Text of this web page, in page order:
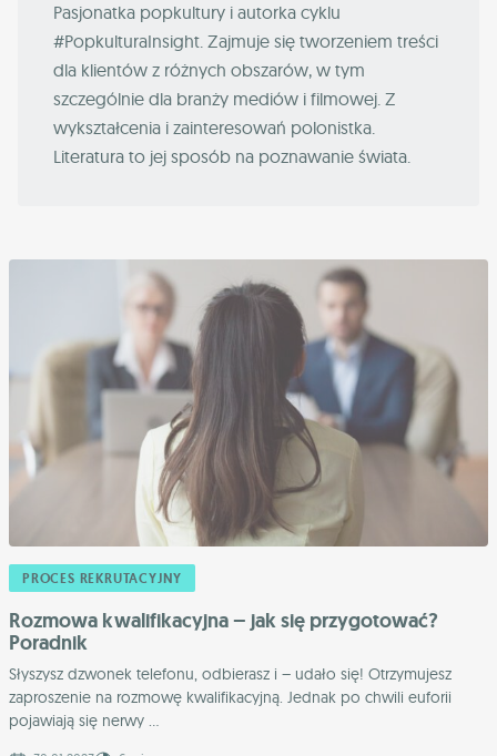
Pasjonatka popkultury i autorka cyklu
#PopkulturaInsight. Zajmuje się tworzeniem treści
dla klientów z różnych obszarów, w tym
szczególnie dla branży mediów i filmowej. Z
wykształcenia i zainteresowań polonistka.
Literatura to jej sposób na poznawanie świata.
PROCES REKRUTACYJNY
Rozmowa kwalifikacyjna – jak się przygotować?
Poradnik
Słyszysz dzwonek telefonu, odbierasz i – udało się! Otrzymujesz
zaproszenie na rozmowę kwalifikacyjną. Jednak po chwili euforii
pojawiają się nerwy ...